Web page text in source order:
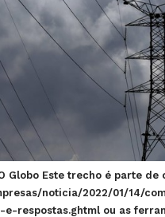
Globo Este trecho é parte
noticia/2022/01/14/
respostas.ghtml ou as